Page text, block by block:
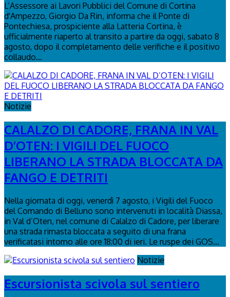
L’Assessore ai Lavori Pubblici del Comune di Cortina
d'Ampezzo, Giorgio Da Rin, informa che il Ponte di
Pontechiesa, prospiciente alla Latteria Cortina, è
ufficialmente riaperto al transito a partire da oggi, sabato 8
agosto, dopo il completamento delle verifiche e il positivo
collaudo...
Notizie
CALALZO DI CADORE, FRANA IN VAL
D’OTEN: I VIGILI DEL FUOCO
LIBERANO LA STRADA BLOCCATA DA
FANGO E DETRITI
Nella giornata di oggi, venerdì 7 agosto, i Vigili del Fuoco
del Comando di Belluno sono intervenuti in località Diassa,
in Val d’Oten, nel comune di Calalzo di Cadore, per liberare
una strada rimasta bloccata a seguito di una frana
verificatasi intorno alle ore 18:00 di ieri. Le ruspe dei GOS...
Notizie
Escursionista scivola sul sentiero